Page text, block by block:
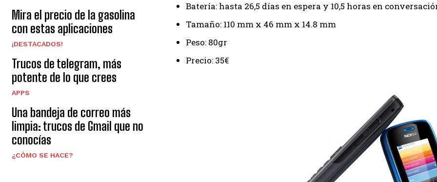
Mira el precio de la gasolina
con estas aplicaciones
¡DESTACADOS!
Trucos de telegram, más
potente de lo que crees
APPS
Una bandeja de correo más
limpia: trucos de Gmail que no
conocías
¿CÓMO SE HACE?
Batería: hasta 26,5 días en espera y 10,5 horas en
Tamaño: 110 mm x 46 mm x 14.8 mm
Peso: 80gr
Precio: 35€